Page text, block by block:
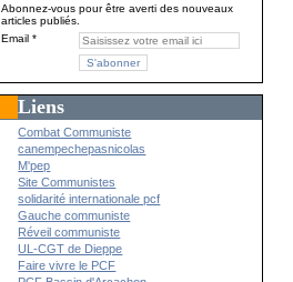
Abonnez-vous pour être averti des nouveaux
articles publiés.
Email
Liens
Combat Communiste
canempechepasnicolas
M'pep
Site Communistes
solidarité internationale pcf
Gauche communiste
Réveil communiste
UL-CGT de Dieppe
Faire vivre le PCF